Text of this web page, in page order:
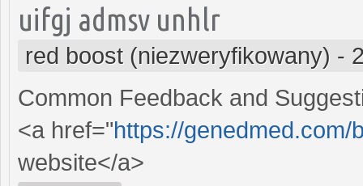
uifgj admsv unhlr
red boost (niezweryfikowany) -
Common Feedback and
<a href="https://genedmed.com/
website</a>